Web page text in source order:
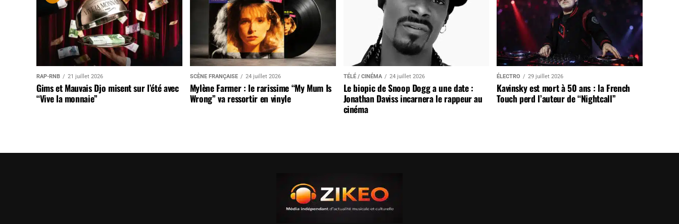
RAP-RNB 21 juillet 2026
Gims et Mauvais Djo misent sur l’été avec
“Vive la monnaie”
SCÈNE FRANÇAISE 24 juillet 2026
Mylène Farmer : le rarissime “My Mum Is
Wrong” va ressortir en vinyle
TÉLÉ / CINÉMA 24 juillet 2026
Le biopic de Snoop Dogg a une date :
Jonathan Daviss incarnera le rappeur au
cinéma
ÉLECTRO 29 juillet 2026
Kavinsky est mort à 50 ans : la French
Touch perd l’auteur de “Nightcall”